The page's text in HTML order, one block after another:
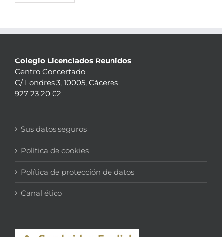
Colegio Licenciados Reunidos
Centro Concertado
C/ Londres 3, 10005, Cáceres
927 23 20 02
Sus datos seguros
Política de cookies
Política de protección de datos
Canal ético